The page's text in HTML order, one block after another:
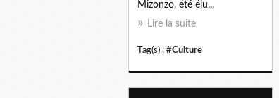
Mizonzo, été élu...
Lire la suite
Tag(s) : #Culture